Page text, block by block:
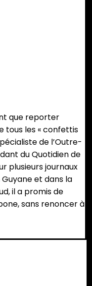
que reporter
tous les « confettis
de l’Outre-
du Quotidien de
plusieurs journaux
et dans la
il a promis de
sans renoncer à